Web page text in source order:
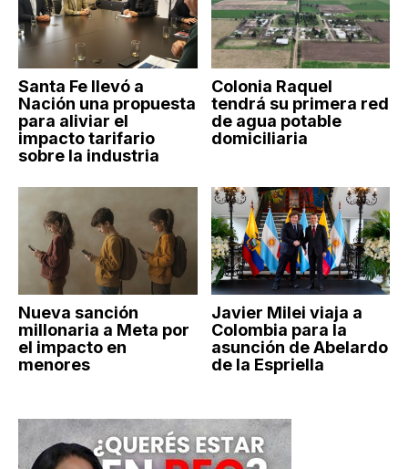
Santa Fe llevó a
Nación una propuesta
para aliviar el
impacto tarifario
sobre la industria
Colonia Raquel
tendrá su primera red
de agua potable
domiciliaria
Nueva sanción
millonaria a Meta por
el impacto en
menores
Javier Milei viaja a
Colombia para la
asunción de Abelardo
de la Espriella